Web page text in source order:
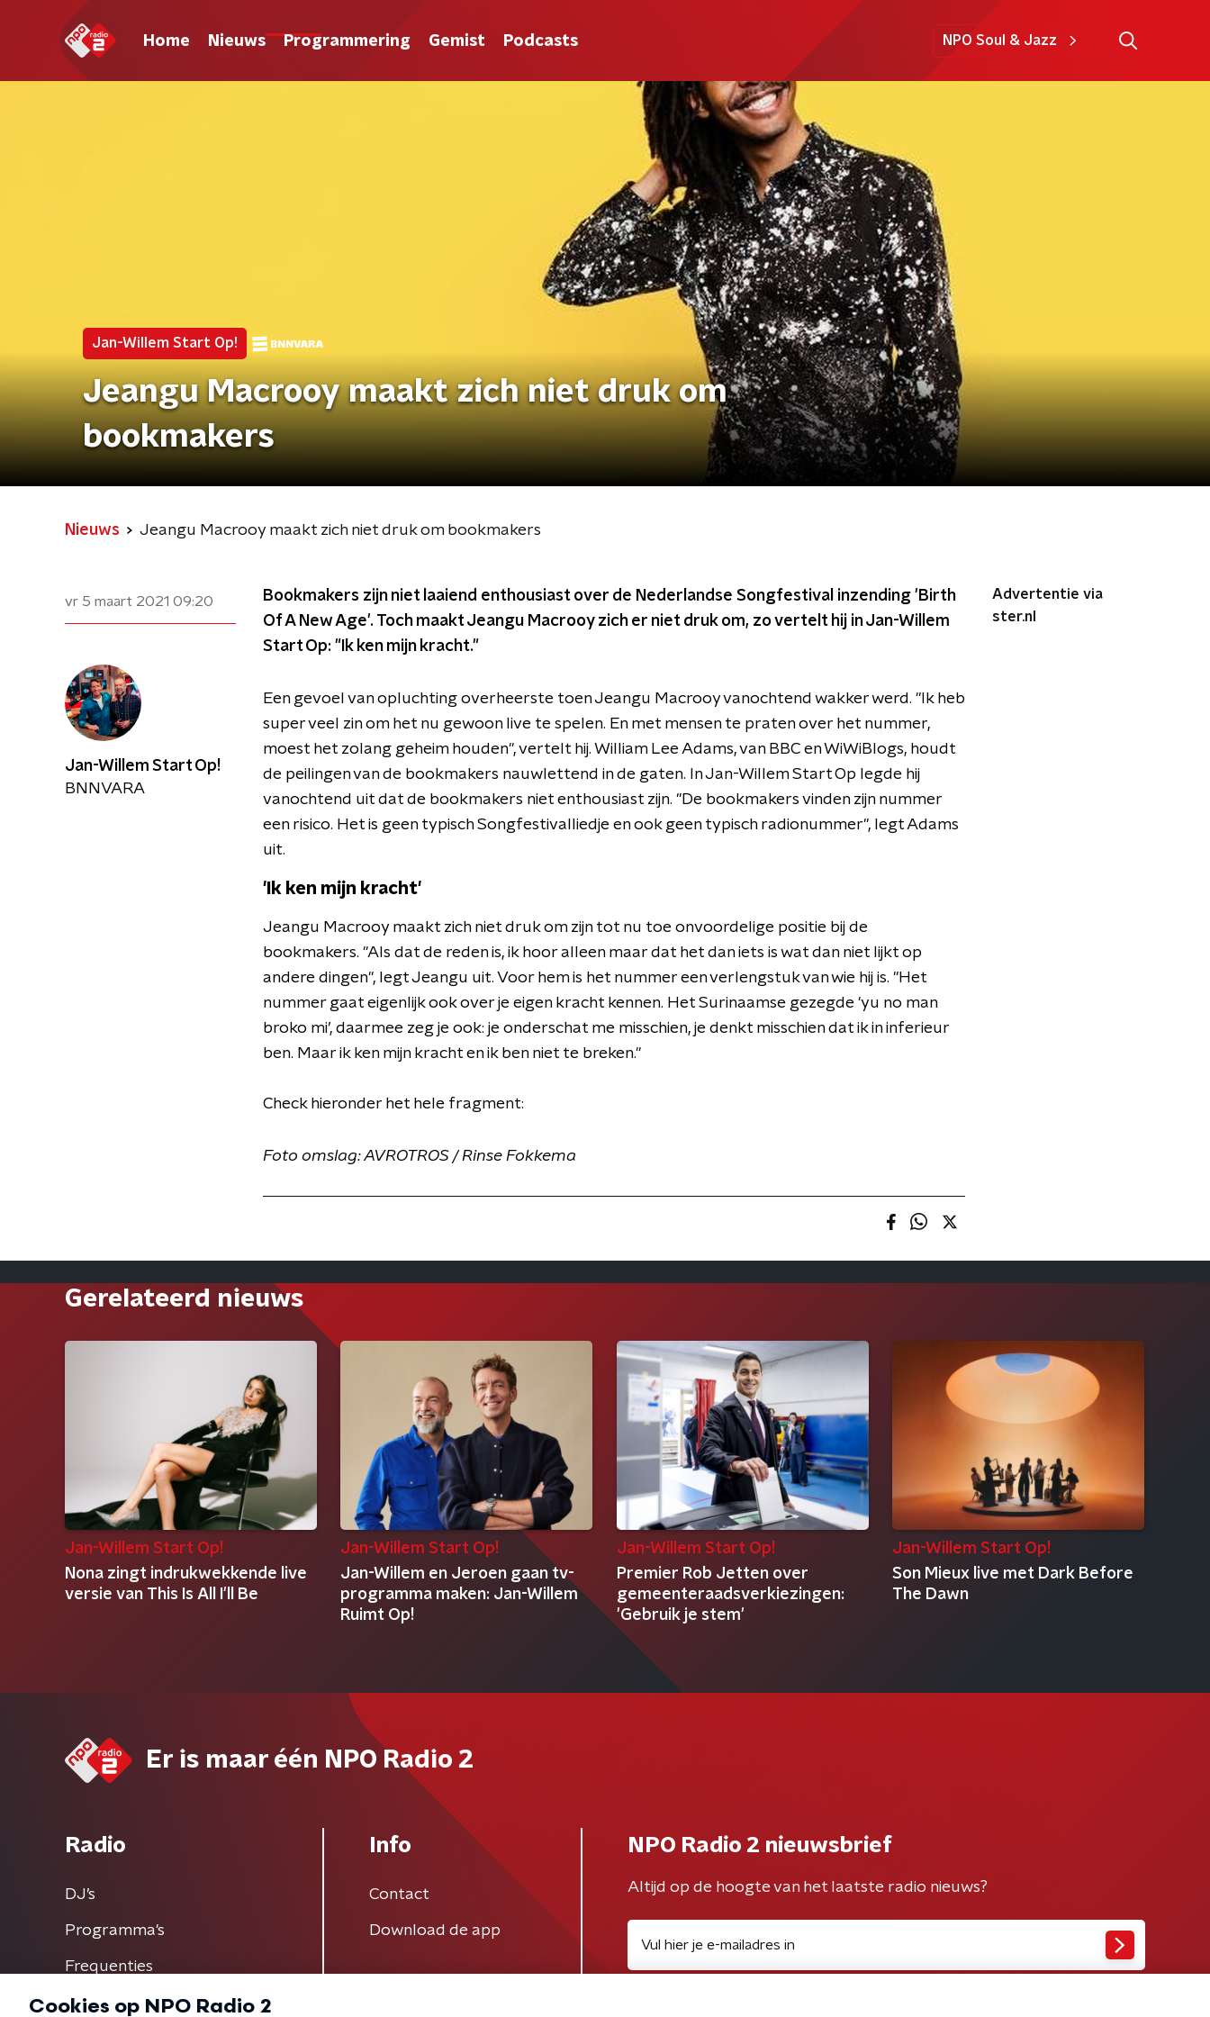
Home Nieuws Programmering Gemist Podcasts NPO Soul & Jazz
Jan-Willem Start Op!
Jeangu Macrooy maakt zich niet druk om
bookmakers
Nieuws Jeangu Macrooy maakt zich niet druk om bookmakers
vr 5 maart 2021 09:20
Bookmakers zijn niet laaiend enthousiast over de Nederlandse Songfestival inzending 'Birth
Of A New Age'. Toch maakt Jeangu Macrooy zich er niet druk om, zo vertelt hij in Jan-Willem
Start Op: "Ik ken mijn kracht."
Een gevoel van opluchting overheerste toen Jeangu Macrooy vanochtend wakker werd. "Ik heb
super veel zin om het nu gewoon live te spelen. En met mensen te praten over het nummer,
moest het zolang geheim houden", vertelt hij. William Lee Adams, van BBC en WiWiBlogs, houdt
de peilingen van de bookmakers nauwlettend in de gaten. In Jan-Willem Start Op legde hij
vanochtend uit dat de bookmakers niet enthousiast zijn. "De bookmakers vinden zijn nummer
een risico. Het is geen typisch Songfestivalliedje en ook geen typisch radionummer", legt Adams
uit.
'Ik ken mijn kracht'
Jeangu Macrooy maakt zich niet druk om zijn tot nu toe onvoordelige positie bij de
bookmakers. "Als dat de reden is, ik hoor alleen maar dat het dan iets is wat dan niet lijkt op
andere dingen", legt Jeangu uit. Voor hem is het nummer een verlengstuk van wie hij is. "Het
nummer gaat eigenlijk ook over je eigen kracht kennen. Het Surinaamse gezegde 'yu no man
broko mi’, daarmee zeg je ook: je onderschat me misschien, je denkt misschien dat ik in inferieur
ben. Maar ik ken mijn kracht en ik ben niet te breken."
Check hieronder het hele fragment:
Foto omslag: AVROTROS / Rinse Fokkema
Advertentie via
ster.nl
Jan-Willem Start Op!
BNNVARA
Gerelateerd nieuws
Jan-Willem Start Op!
Nona zingt indrukwekkende live
versie van This Is All I'll Be
Jan-Willem Start Op!
Jan-Willem en Jeroen gaan tv-
programma maken: Jan-Willem
Ruimt Op!
Jan-Willem Start Op!
Premier Rob Jetten over
gemeenteraadsverkiezingen:
'Gebruik je stem'
Jan-Willem Start Op!
Son Mieux live met Dark Before
The Dawn
Er is maar één NPO Radio 2
Radio
DJ’s
Programma's
Frequenties
Info
Contact
Download de app
NPO Radio 2 nieuwsbrief
Altijd op de hoogte van het laatste radio nieuws?